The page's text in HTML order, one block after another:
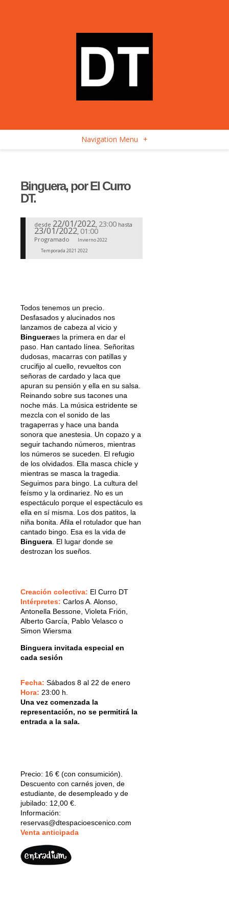
Navigation Menu +
Binguera, por El Curro
DT.
desde 22/01/2022 23:00 hasta
23/01/2022 01:00
Programado
Invierno 2022
Temporada 2021 2022
Todos tenemos un precio.
Desfasados y alucinados nos
lanzamos de cabeza al vicio y
Bingueraes la primera en dar el
paso. Han cantado línea. Señoritas
dudosas, macarras con patillas y
crucifijo al cuello, revueltos con
señoras de cardado y laca que
apuran su pensión y ella en su salsa.
Reinando sobre sus tacones una
noche más. La música estridente se
mezcla con el sonido de las
tragaperras y hace una banda
sonora que anestesia. Un copazo y a
seguir tachando números, mientras
los números se suceden. El refugio
de los olvidados. Ella masca chicle y
mientras se masca la tragedia.
Seguimos para bingo. La cultura del
feísmo y la ordinariez. No es un
espectáculo porque el espectáculo es
ella en sí misma. Los dos patitos, la
niña bonita. Afila el rotulador que han
cantado bingo. Esa es la vida de
Binguera . El lugar donde se
destrozan los sueños.
Creación colectiva: El Curro DT
Intérpretes: Carlos A. Alonso,
Antonella Bessone, Violeta Frión,
Alberto García, Pablo Velasco o
Simon Wiersma
Binguera invitada especial en
cada sesión
Fecha: Sábados 8 al 22 de enero
Hora: 23:00 h.
Una vez comenzada la
representación, no se permitirá la
entrada a la sala.
Precio: 16 € (con consumición)
Descuento con carnés joven, de
estudiante, de desempleado y de
jubilado: 12,00 €.
Información:
reservas@dtespacioescenico.com
Venta anticipada